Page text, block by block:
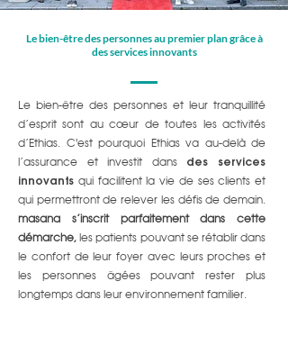
Le bien-être des personnes au premier plan grâce à
des services innovants
Le bien-être des personnes et leur tranquillité
d’esprit sont au cœur de toutes les activités
d’Ethias. C'est pourquoi Ethias va au-delà de
l’assurance et investit dans des services
innovants qui facilitent la vie de ses clients et
qui permettront de relever les défis de demain.
masana s’inscrit parfaitement dans cette
démarche,les patients pouvant se rétablir dans
le confort de leur foyer avec leurs proches et
les personnes âgées pouvant rester plus
longtemps dans leur environnement familier.